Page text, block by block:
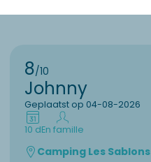
8/10
Johnny
Geplaatst op 04-08-2026
10 dEn famille
Camping Les Sablons